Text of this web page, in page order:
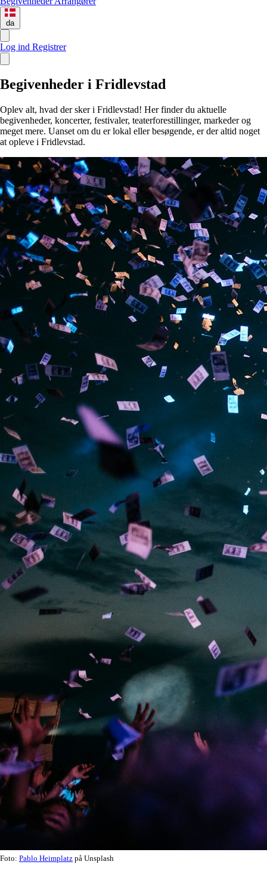
da
Log ind Registrer
Begivenheder i Fridlevstad
Oplev alt, hvad der sker i Fridlevstad! Her finder du aktuelle
begivenheder, koncerter, festivaler, teaterforestillinger, markeder og
meget mere. Uanset om du er lokal eller besøgende, er der altid noget
at opleve i Fridlevstad.
Foto: Pablo Heimplatz på Unsplash